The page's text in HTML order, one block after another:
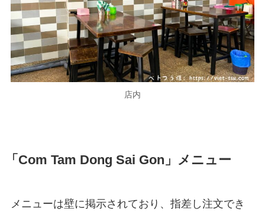
店内
「Com Tam Dong Sai Gon」メニュー
メニューは壁に掲示されており、指差し注文でき